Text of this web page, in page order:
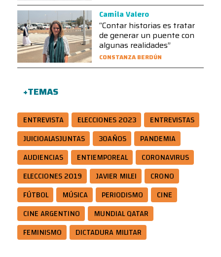
Camila Valero
“Contar historias es tratar
de generar un puente con
algunas realidades”
CONSTANZA BERDÚN
+TEMAS
ENTREVISTA ELECCIONES 2023
ENTREVISTAS
JUICIOALASJUNTAS
30AÑOS
PANDEMIA
AUDIENCIAS
ENTIEMPOREAL
CORONAVIRUS
ELECCIONES 2019
JAVIER MILEI
CRONO
FÚTBOL
MÚSICA PERIODISMO
CINE
CINE ARGENTINO
MUNDIAL QATAR
FEMINISMO
DICTADURA MILITAR